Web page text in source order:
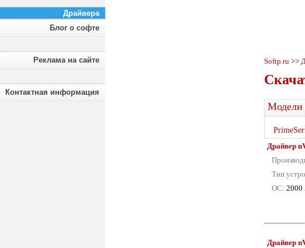
Драйвера
Блог о софте
Реклама на сайте
Контактная информация
Softp.ru >>
Модели
Драйвер
Тип
ОС: 2000
Драйвер